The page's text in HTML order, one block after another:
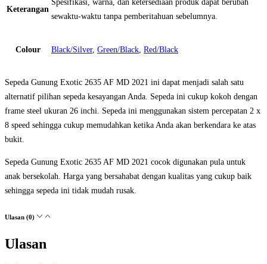
Keterangan
Spesifikasi, warna, dan ketersediaan produk dapat berubah
sewaktu-waktu tanpa pemberitahuan sebelumnya.
Colour Black/Silver, Green/Black, Red/Black
Sepeda Gunung Exotic 2635 AF MD 2021 ini dapat menjadi salah satu
alternatif pilihan sepeda kesayangan Anda. Sepeda ini cukup kokoh dengan
frame steel ukuran 26 inchi. Sepeda ini menggunakan sistem percepatan 2 x
8 speed sehingga cukup memudahkan ketika Anda akan berkendara ke atas
bukit.
Sepeda Gunung Exotic 2635 AF MD 2021 cocok digunakan pula untuk
anak bersekolah. Harga yang bersahabat dengan kualitas yang cukup baik
sehingga sepeda ini tidak mudah rusak.
Ulasan (0)
Ulasan